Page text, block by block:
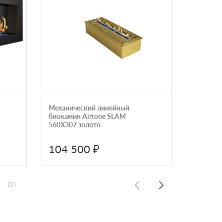
Механический линейный
биокамин Airtone SLAM
560X307 золото
104 500 ₽
03